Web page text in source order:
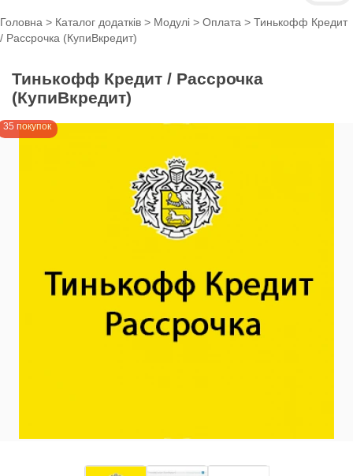
Головна > Каталог додатків > Модулі > Оплата > Тинькофф Кредит
/ Рассрочка (КупиВкредит)
Тинькофф Кредит / Рассрочка
(КупиВкредит)
35 покупок